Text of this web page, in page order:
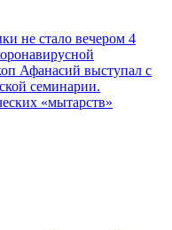
не стало вечером 4
Афанасий выступал с
семинарии.
«мытарств»